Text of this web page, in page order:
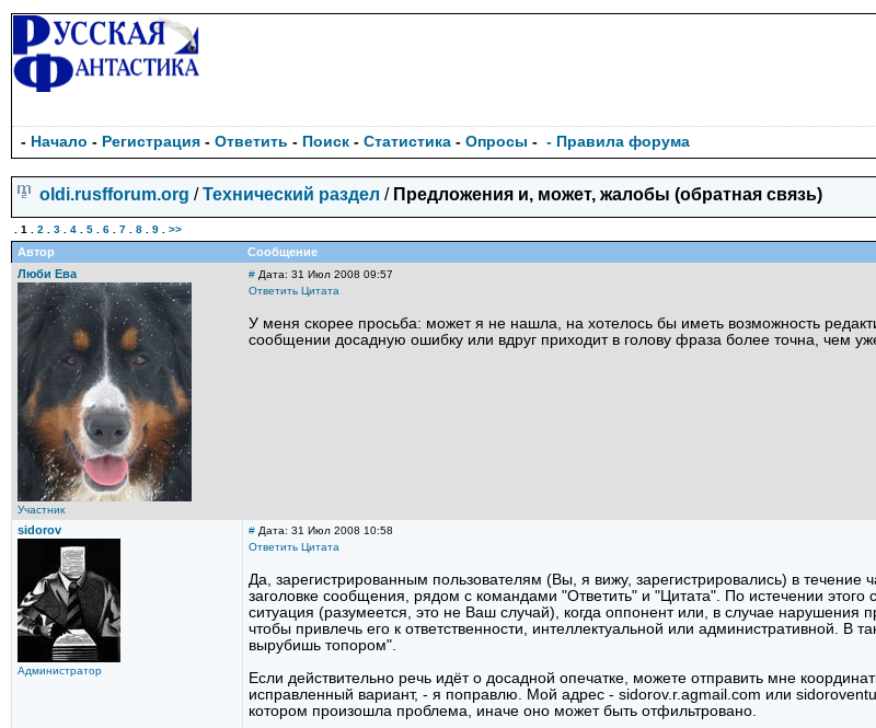
- Начало - Регистрация - Ответить - Поиск - Статистика - Опросы - - Правила форума
oldi.rusfforum.org /Технический раздел / Предложения и, может, жалобы (обратная связь)
1 2 3 4 5 6 7 8 9 >>
Автор
Сообщение
Люби Ева
Участник
# Дата: 31 Июл 2008 09:57
Ответить Цитата
У меня скорее просьба: может я не нашла, на хотелось бы иметь возможность
сообщении досадную ошибку или вдруг приходит в голову фраза более точна, чем
sidorov
Администратор
# Дата: 31 Июл 2008 10:58
Ответить Цитата
Да, зарегистрированным пользователям (Вы, я вижу, зарегистрировались) в
заголовке сообщения, рядом с командами "Ответить" и "Цитата". По истечении
ситуация (разумеется, это не Ваш случай), когда оппонент или, в случае нарушения
чтобы привлечь его к ответственности, интеллектуальной или административной.
вырубишь топором".
Если действительно речь идёт о досадной опечатке, можете отправить мне
исправленный вариант, - я поправлю. Мой адрес - sidorov.r.agmail.com или sidorov
котором произошла проблема, иначе оно может быть отфильтровано.